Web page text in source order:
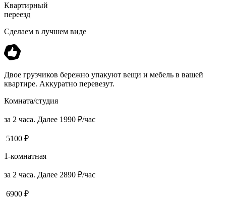
Квартирный
переезд
Сделаем в лучшем виде
Двое грузчиков бережно упакуют вещи и мебель в вашей
квартире. Аккуратно перевезут.
Комната/студия
за 2 часа. Далее 1990 ₽/час
5100 ₽
1-комнатная
за 2 часа. Далее 2890 ₽/час
6900 ₽